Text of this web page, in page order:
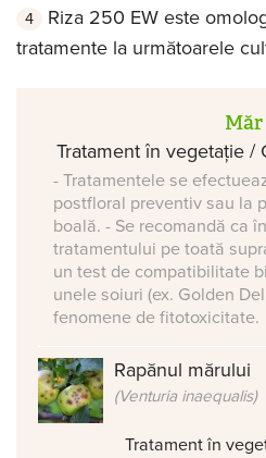
Riza 250 EW este
tratamente la următoarele
Măr
Tratament în vegetație /
- Tratamentele se
postfloral preventiv sau la
boală. - Se recomandă ca
tratamentului pe toată
un test de compatibilitate
unele soiuri (ex. Golden
fenomene de fitotoxicitate.
Rapănul mărului
(Venturia inaequalis)
Tratament în